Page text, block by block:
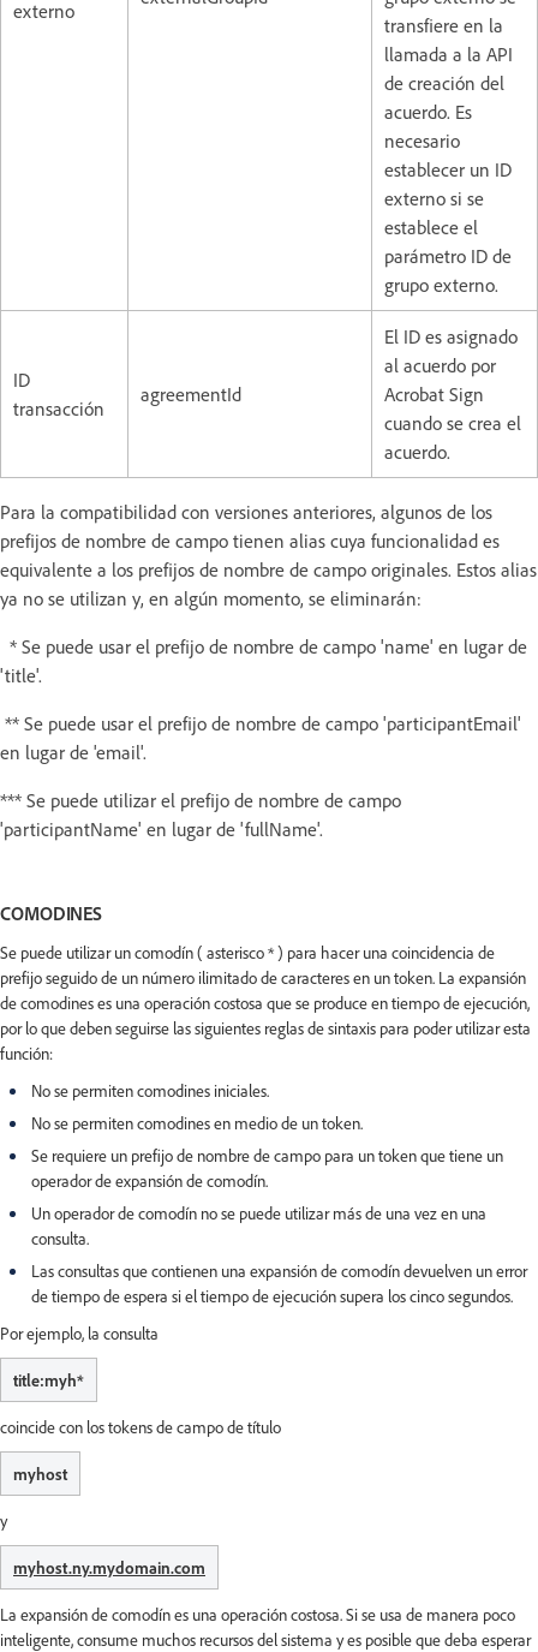
externo
transfiere en la
llamada a la API
de creación del
acuerdo. Es
necesario
establecer un ID
externo si se
establece el
parámetro ID de
grupo externo.
ID
transacción
agreementId
El ID es asignado
al acuerdo por
Acrobat Sign
cuando se crea el
acuerdo.
Para la compatibilidad con versiones anteriores, algunos de los
prefijos de nombre de campo tienen alias cuya funcionalidad es
equivalente a los prefijos de nombre de campo originales. Estos alias
ya no se utilizan y, en algún momento, se eliminarán:
* Se puede usar el prefijo de nombre de campo 'name' en lugar de
'title'.
** Se puede usar el prefijo de nombre de campo 'participantEmail'
en lugar de 'email'.
*** Se puede utilizar el prefijo de nombre de campo
'participantName' en lugar de 'fullName'.
COMODINES
Se puede utilizar un comodín ( asterisco * ) para hacer una coincidencia de
prefijo seguido de un número ilimitado de caracteres en un token. La expansión
de comodines es una operación costosa que se produce en tiempo de ejecución,
por lo que deben seguirse las siguientes reglas de sintaxis para poder utilizar esta
función:
No se permiten comodines iniciales.
No se permiten comodines en medio de un token.
Se requiere un prefijo de nombre de campo para un token que tiene un
operador de expansión de comodín.
Un operador de comodín no se puede utilizar más de una vez en una
consulta.
Las consultas que contienen una expansión de comodín devuelven un error
de tiempo de espera si el tiempo de ejecución supera los cinco segundos.
Por ejemplo, la consulta
title:myh*
coincide con los tokens de campo de título
myhost
y
myhost.ny.mydomain.com
La expansión de comodín es una operación costosa. Si se usa de manera poco
inteligente, consume muchos recursos del sistema y es posible que deba esperar